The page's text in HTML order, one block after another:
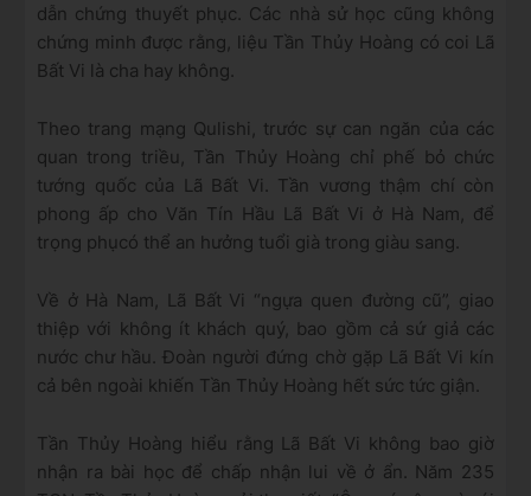
dẫn chứng thuyết phục. Các nhà sử học cũng không
chứng minh được rằng, liệu Tần Thủy Hoàng có coi Lã
Bất Vi là cha hay không.
Theo trang mạng Qulishi, trước sự can ngăn của các
quan trong triều, Tần Thủy Hoàng chỉ phế bỏ chức
tướng quốc của Lã Bất Vi. Tần vương thậm chí còn
phong ấp cho Văn Tín Hầu Lã Bất Vi ở Hà Nam, để
trọng phụcó thể an hưởng tuổi già trong giàu sang.
Về ở Hà Nam, Lã Bất Vi “ngựa quen đường cũ”, giao
thiệp với không ít khách quý, bao gồm cả sứ giả các
nước chư hầu. Đoàn người đứng chờ gặp Lã Bất Vi kín
cả bên ngoài khiến Tần Thủy Hoàng hết sức tức giận.
Tần Thủy Hoàng hiểu rằng Lã Bất Vi không bao giờ
nhận ra bài học để chấp nhận lui về ở ẩn. Năm 235